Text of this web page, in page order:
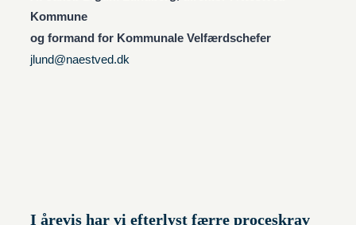
Kommune
og formand for Kommunale Velfærdschefer
jlund@naestved.dk
I årevis har vi efterlyst færre proceskrav